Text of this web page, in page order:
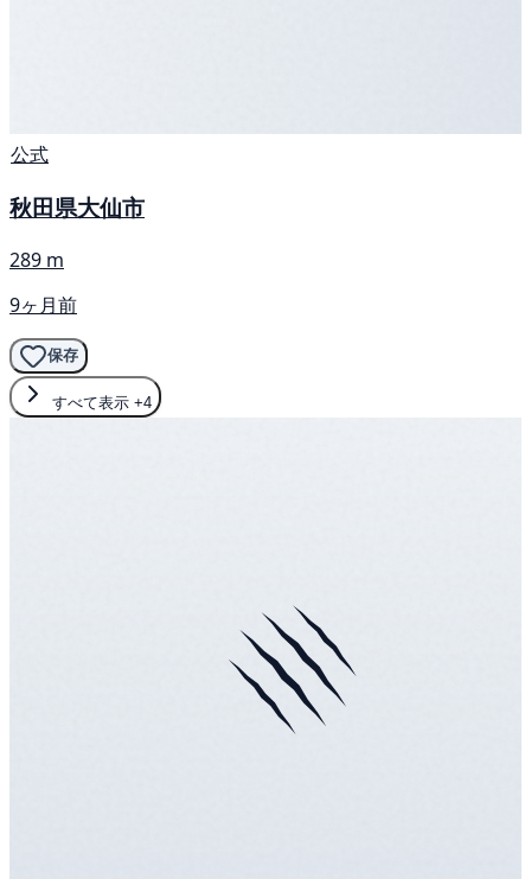
公式
秋田県大仙市
289 m
9ヶ月前
保存
すべて表示 +4